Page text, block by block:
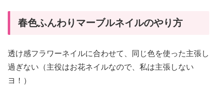
春色ふんわりマーブルネイルのやり方
透け感フラワーネイルに合わせて、同じ色を使った主張し
過ぎない（主役はお花ネイルなので、私は主張しない
ヨ！）